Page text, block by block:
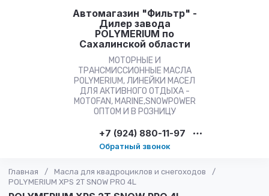
Автомагазин "Фильтр" -
Дилер завода
POLYMERIUM по
Сахалинской области
МОТОРНЫЕ И
ТРАНСМИССИОННЫЕ МАСЛА
POLYMERIUM, ЛИНЕЙКИ МАСЕЛ
ДЛЯ АКТИВНОГО ОТДЫХА -
MOTOFAN, MARINE,SNOWPOWER
ОПТОМ И В РОЗНИЦУ
+7 (924) 880-11-97
Обратный звонок
Главная / Масла для квадроциклов и снегоходов
/
POLYMERIUM XPS 2T SNOW PRO 4L